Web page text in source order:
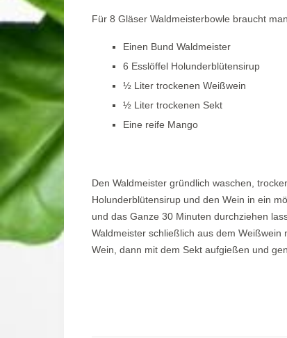
Für 8 Gläser Waldmeisterbowle braucht man
Einen Bund Waldmeister
6 Esslöffel Holunderblütensirup
½ Liter trockenen Weißwein
½ Liter trockenen Sekt
Eine reife Mango
Den Waldmeister gründlich waschen,
Holunderblütensirup und den Wein in ein
und das Ganze 30 Minuten durchziehen
Waldmeister schließlich aus dem
Wein, dann mit dem Sekt aufgießen und